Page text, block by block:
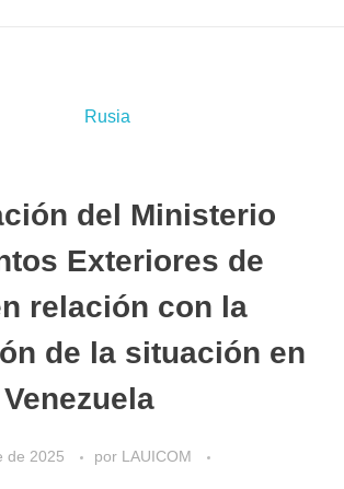
del Ministerio
Exteriores de
relación con la
de la situación en
de 2025 por LAUICOM